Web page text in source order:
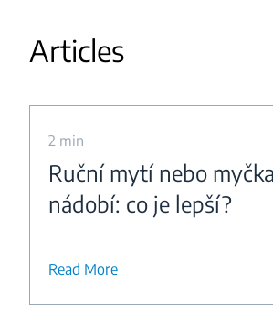
Articles
2 min
Ruční mytí nebo myčka
nádobí: co je lepší?
Read More